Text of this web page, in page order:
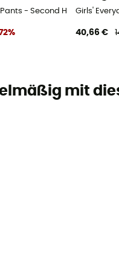
- Second HandGirls'
40,66 €
mit